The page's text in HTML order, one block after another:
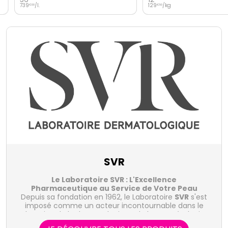
739€ 00/l. 129 € 50/kg
SVR
Le Laboratoire SVR : L'Excellence
Pharmaceutique au Service de Votre Peau
Depuis sa fondation en 1962, le Laboratoire SVR s'est
imposé comme un acteur incontournable dans le
domaine de la dermatologie et de la cosmétologie.
Avec une expertise pharmaceutique inégalée et une